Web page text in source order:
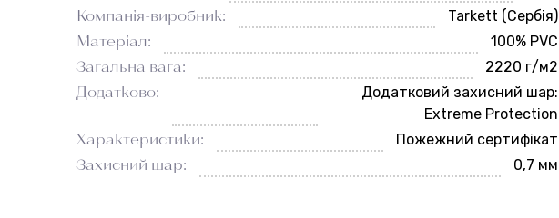
Компанія-виробник:
Tarkett (Сербія)
Матеріал:
100% PVC
Загальна вага:
2220 г/м2
Додатково:
Додатковий захисний шар:
Extreme Protection
Характеристики:
Пожежний сертифікат
Захисний шар:
0,7 мм